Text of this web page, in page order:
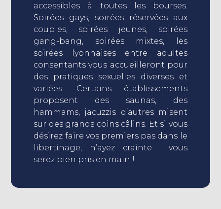
accessibles à toutes les bourses.
Soirées gays, soirées réservées aux
couples, soirées jeunes, soirées
gang-bang, soirées mixtes, les
soirées lyonnaises entre adultes
consentants vous accueilleront pour
des pratiques sexuelles diverses et
variées. Certains établissements
proposent des saunas, des
hammams, jacuzzis d’autres misent
sur des grands coins câlins. Et si vous
désirez faire vos premiers pas dans le
libertinage, n’ayez crainte : vous
serez bien pris en main !